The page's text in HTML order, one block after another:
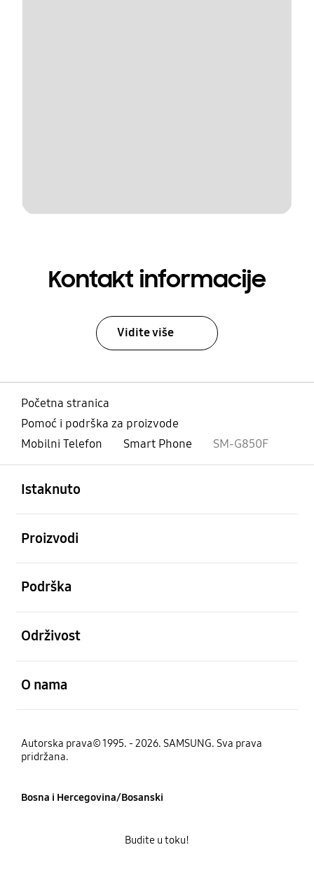
Kontakt informacije
Vidite više
Početna stranica
Pomoć i podrška za proizvode
Mobilni Telefon
Smart Phone SM-G850F
Istaknuto
Proizvodi
Podrška
Održivost
O nama
Autorska prava© 1995. - 2026. SAMSUNG. Sva prava
pridržana.
Bosna i Hercegovina/Bosanski
Budite u toku!